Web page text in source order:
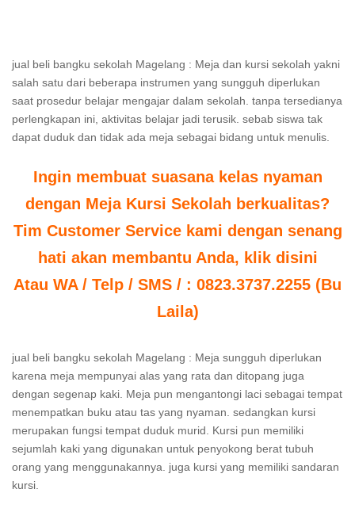
jual beli bangku sekolah Magelang : Meja dan kursi sekolah yakni
salah satu dari beberapa instrumen yang sungguh diperlukan
saat prosedur belajar mengajar dalam sekolah. tanpa tersedianya
perlengkapan ini, aktivitas belajar jadi terusik. sebab siswa tak
dapat duduk dan tidak ada meja sebagai bidang untuk menulis.
Ingin membuat suasana kelas nyaman
dengan Meja Kursi Sekolah berkualitas?
Tim Customer Service kami dengan senang
hati akan membantu Anda, klik disini
Atau WA / Telp / SMS / : 0823.3737.2255 (Bu
Laila)
jual beli bangku sekolah Magelang : Meja sungguh diperlukan
karena meja mempunyai alas yang rata dan ditopang juga
dengan segenap kaki. Meja pun mengantongi laci sebagai tempat
menempatkan buku atau tas yang nyaman. sedangkan kursi
merupakan fungsi tempat duduk murid. Kursi pun memiliki
sejumlah kaki yang digunakan untuk penyokong berat tubuh
orang yang menggunakannya. juga kursi yang memiliki sandaran
kursi.